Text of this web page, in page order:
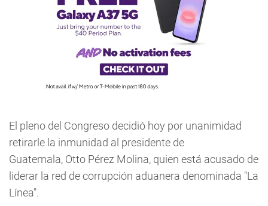
El pleno del Congreso decidió hoy por unanimidad
retirarle la inmunidad al presidente de
Guatemala, Otto Pérez Molina, quien está acusado de
liderar la red de corrupción aduanera denominada "La
Línea".